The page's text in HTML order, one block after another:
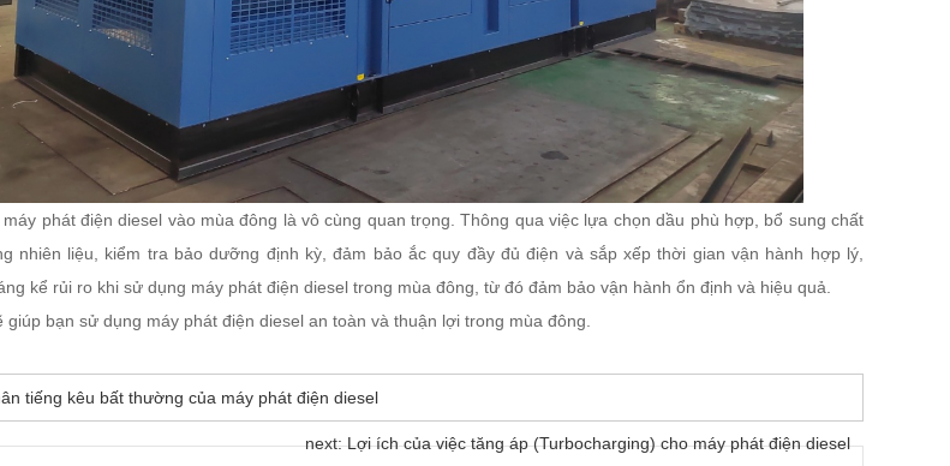
phát điện diesel vào mùa đông là vô cùng quan trọng. Thông qua việc lựa chọn dầu phù hợp, bổ sung chất
nhiên liệu, kiểm tra bảo dưỡng định kỳ, đảm bảo ắc quy đầy đủ điện và sắp xếp thời gian vận hành hợp lý,
kể rủi ro khi sử dụng máy phát điện diesel trong mùa đông, từ đó đảm bảo vận hành ổn định và hiệu quả.
bạn sử dụng máy phát điện diesel an toàn và thuận lợi trong mùa đông.
tiếng kêu bất thường của máy phát điện diesel
next: Lợi ích của việc tăng áp (Turbocharging) cho máy phát điện diesel